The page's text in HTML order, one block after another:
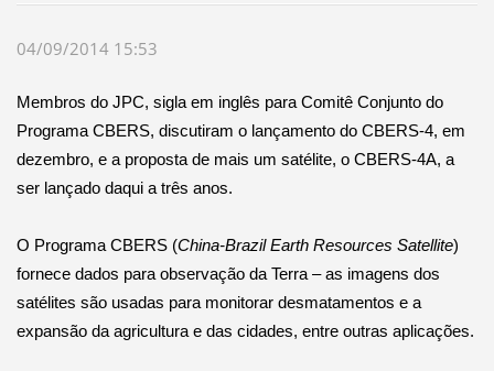
04/09/2014 15:53
Membros do JPC, sigla em inglês para Comitê Conjunto do
Programa CBERS, discutiram o lançamento do CBERS-4, em
dezembro, e a proposta de mais um satélite, o CBERS-4A, a
ser lançado daqui a três anos.
O Programa CBERS (China-Brazil Earth Resources Satellite)
fornece dados para observação da Terra – as imagens dos
satélites são usadas para monitorar desmatamentos e a
expansão da agricultura e das cidades, entre outras aplicações.